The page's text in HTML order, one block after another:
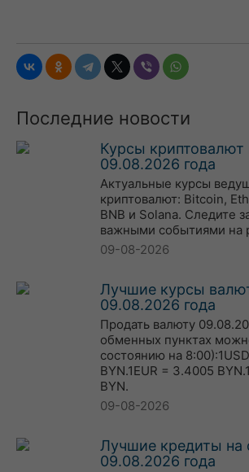
Последние новости
Курсы криптовалют
09.08.2026 года
Актуальные курсы
криптовалют: Bitcoin,
BNB и Solana. Следите
важными событиями на
09-08-2026
Лучшие курсы
09.08.2026 года
Продать валюту
обменных пунктах
состоянию на
BYN.1EUR = 3.4005
BYN.
09-08-2026
Лучшие кредиты на
09.08.2026 года